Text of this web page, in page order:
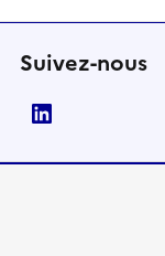
Suivez-nous